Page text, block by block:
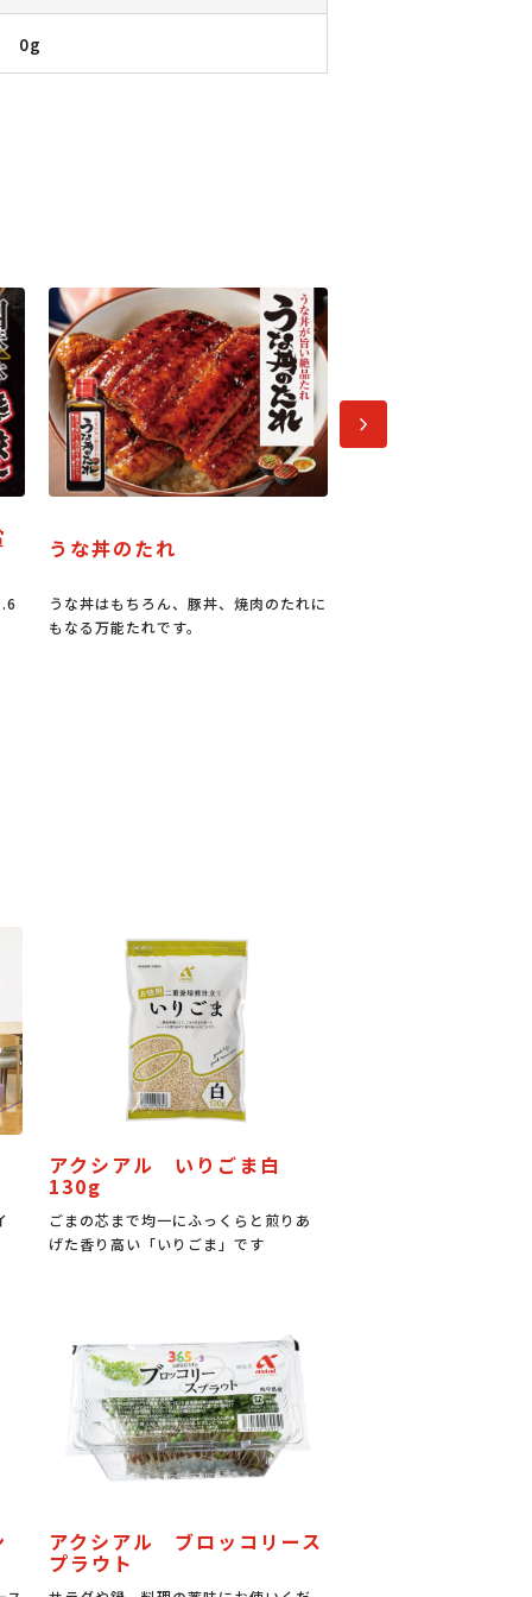
0g
パーティーメニュー
今なら100円お買い物券進呈キャンペー
ン中！
次へ
アクシアル いりごま白
130g
ごまの芯まで均一にふっくらと煎りあ
げた香り高い「いりごま」です
アクシアル ブロッコリース
プラウト